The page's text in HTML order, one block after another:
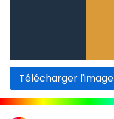
Télécharger l'image